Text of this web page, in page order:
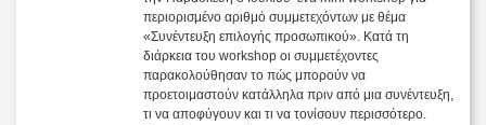
περιορισμένο αριθμό συμμετεχόντων με θέμα
«Συνέντευξη επιλογής προσωπικού». Κατά τη
διάρκεια του workshop οι συμμετέχοντες
παρακολούθησαν το πώς μπορούν να
προετοιμαστούν κατάλληλα πριν από μια συνέντευξη,
τι να αποφύγουν και τι να τονίσουν περισσότερο.